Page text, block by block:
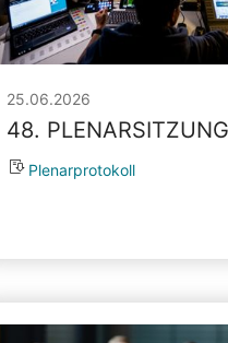
25.06.2026
48. PLENARSITZUNG
Plenarprotokoll